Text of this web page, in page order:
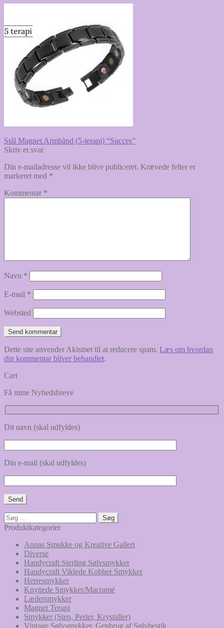
Indlægsnavigation
Forrige
indlæg:
Stål Magnet Armbånd (5-terapi) “Succes”
Skriv et svar
Din e-mailadresse vil ikke blive publiceret. Krævede felter er
markeret med *
Kommentar *
Navn *
E-mail *
Websted
Dette site anvender Akismet til at reducere spam. Læs om hvordan
din kommentar bliver behandlet.
Cart
Få mine Nyhedsbreve
Dit navn (skal udfyldes)
Din e-mail (skal udfyldes)
Søg
efter:
Produktkategorier
Annas Smukke og Kreative Galleri
Diverse
Handycraft Sterling Sølvsmykker
Handycraft Viklede Kobber Smykker
Herresmykker
Knyttede Smykker/Macramé
Lædersmykker
Magnet Terapi
Smykker (Sten, Perler, Krystaller)
Vintage Sølvsmykker, Genbrug af Sølvbestik